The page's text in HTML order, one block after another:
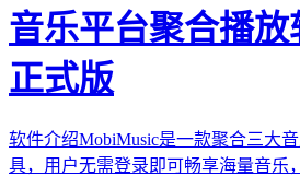
音乐平台聚合播放
正式版
软件介绍MobiMusic是一款聚合三大
具，用户无需登录即可畅享海量音乐